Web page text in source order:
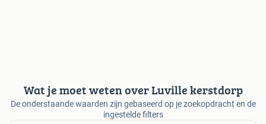
Wat je moet weten over Luville kerstdorp
De onderstaande waarden zijn gebaseerd op je zoekopdracht en de
ingestelde filters